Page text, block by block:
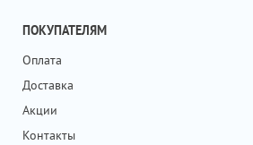
ПОКУПАТЕЛЯМ
Оплата
Доставка
Акции
Контакты